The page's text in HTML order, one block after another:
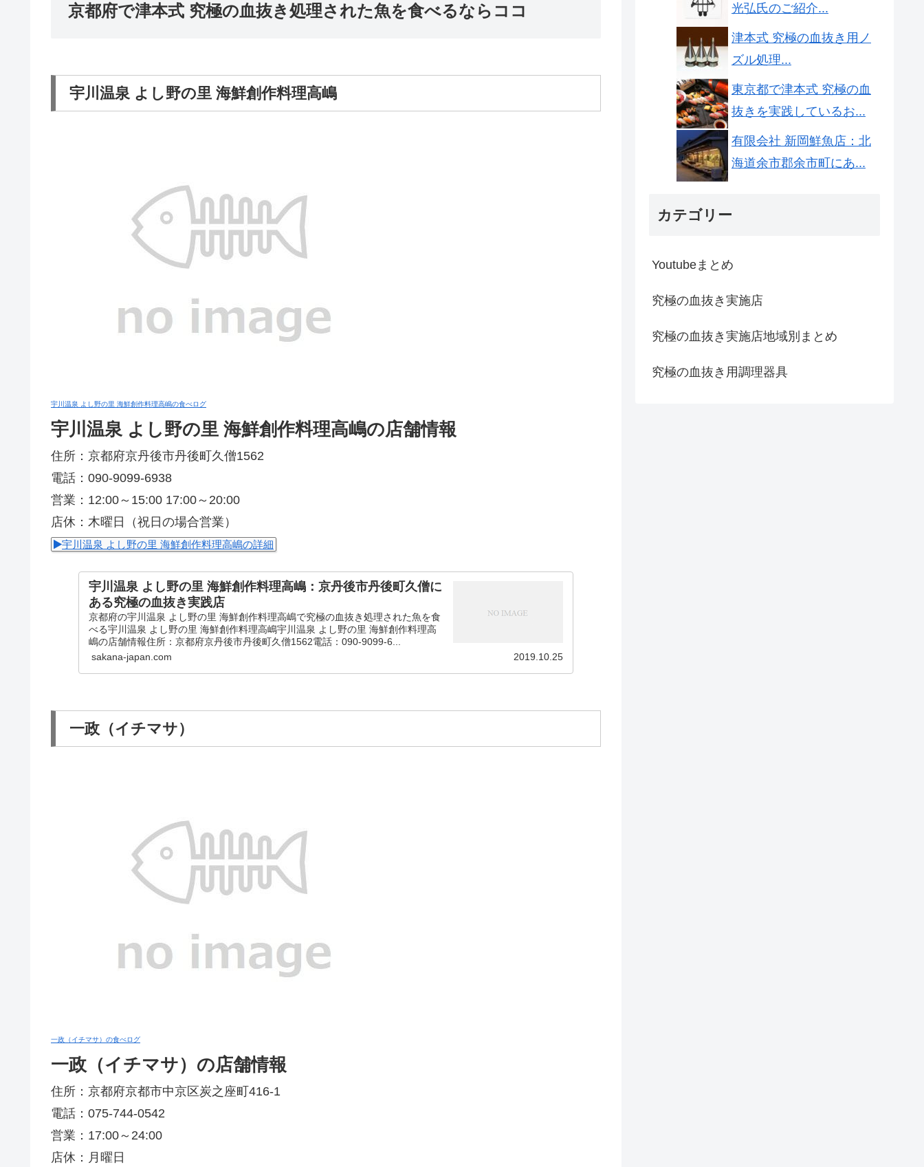
京都府で津本式 究極の血抜き処理された魚を食べるならココ
宇川温泉 よし野の里 海鮮創作料理高嶋
宇川温泉 よし野の里 海鮮創作料理高嶋の食べログ
宇川温泉 よし野の里 海鮮創作料理高嶋の店舗情報
住所：京都府京丹後市丹後町久僧1562
電話：090-9099-6938
営業：12:00～15:00 17:00～20:00
店休：木曜日（祝日の場合営業）
宇川温泉 よし野の里 海鮮創作料理高嶋の詳細
宇川温泉 よし野の里 海鮮創作料理高嶋：京丹後市丹後町久僧に
ある究極の血抜き実践店
京都府の宇川温泉 よし野の里 海鮮創作料理高嶋で究極の血抜き処理された魚を食
べる宇川温泉 よし野の里 海鮮創作料理高嶋宇川温泉 よし野の里 海鮮創作料理高
嶋の店舗情報住所：京都府京丹後市丹後町久僧1562電話：090-9099-6...
sakana-japan.com
2019.10.25
一政（イチマサ）
一政（イチマサ）の食べログ
一政（イチマサ）の店舗情報
住所：京都府京都市中京区炭之座町416-1
電話：075-744-0542
営業：17:00～24:00
店休：月曜日
光弘氏のご紹介...
津本式 究極の血抜き用ノ
ズル処理...
東京都で津本式 究極の血
抜きを実践しているお...
有限会社 新岡鮮魚店：北
海道余市郡余市町にあ...
カテゴリー
Youtubeまとめ
究極の血抜き実施店
究極の血抜き実施店地域別まとめ
究極の血抜き用調理器具